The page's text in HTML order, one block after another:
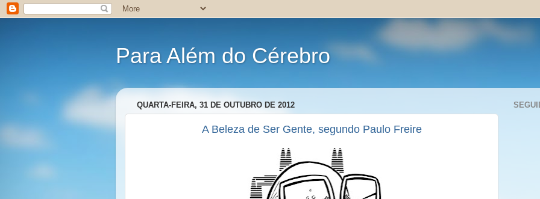
Para Além do Cérebro
QUARTA-FEIRA, 31 DE OUTUBRO DE 2012
A Beleza de Ser Gente, segundo Paulo Freire